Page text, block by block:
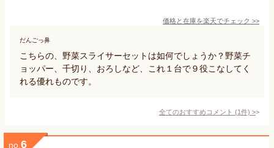
価格と在庫を楽天でチェック >>
だんごっ鼻
こちらの、野菜スライサーセットは如何でしょうか？野菜チ
ョッパー、千切り、おろしなど、これ１台で９役こなしてく
れる優れものです。
全てのおすすめコメント (1件) >
no. 6